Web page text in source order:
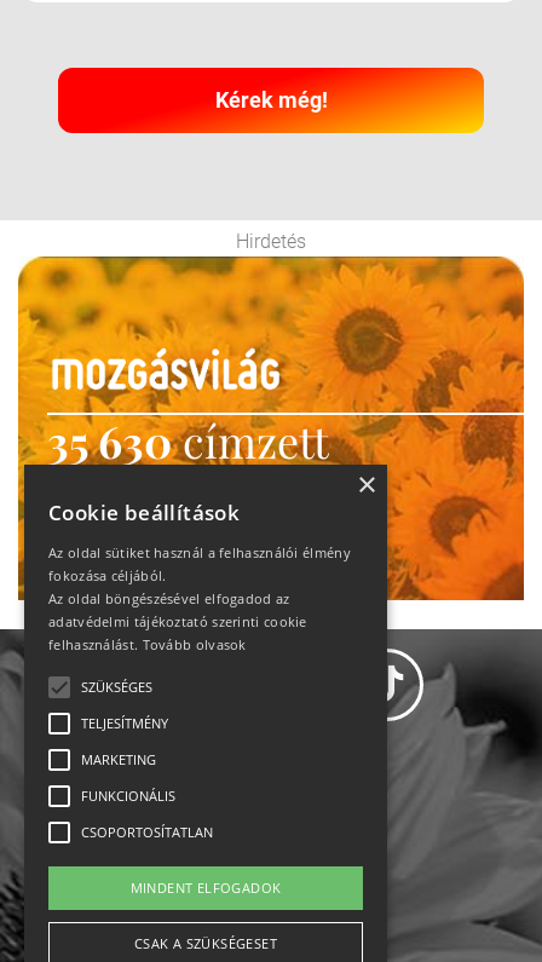
Kérek még!
Hirdetés
35 630címzett
heti motiváció
Ne maradj le!
Állásajánlatok
Impresszum-kapcsolat
Jogi nyilatkozat
×
Cookie beállítások
Az oldal sütiket használ a felhasználói élmény
fokozása céljából.
Az oldal böngészésével elfogadod az
adatvédelmi tájékoztató szerinti cookie
felhasználást. Tovább olvasok
SZÜKSÉGES
TELJESÍTMÉNY
MARKETING
FUNKCIONÁLIS
CSOPORTOSÍTATLAN
MINDENT ELFOGADOK
CSAK A SZÜKSÉGESET